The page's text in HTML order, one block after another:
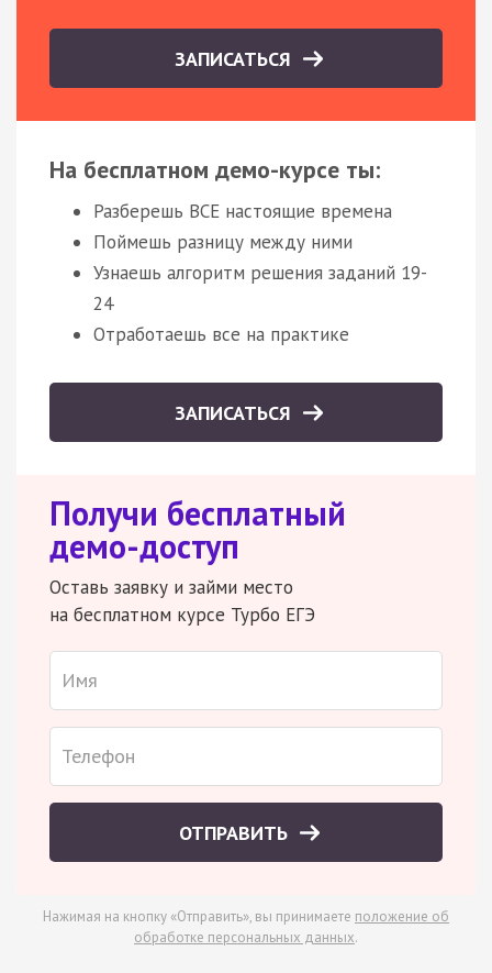
ЗАПИСАТЬСЯ
На бесплатном демо-курсе ты:
Разберешь ВСЕ настоящие времена
Поймешь разницу между ними
Узнаешь алгоритм решения заданий 19-
24
Отработаешь все на практике
ЗАПИСАТЬСЯ
Получи бесплатный
демо-доступ
Оставь заявку и займи место
на бесплатном курсе Турбо ЕГЭ
ОТПРАВИТЬ
Нажимая на кнопку «Отправить», вы принимаете положение об
обработке персональных данных.